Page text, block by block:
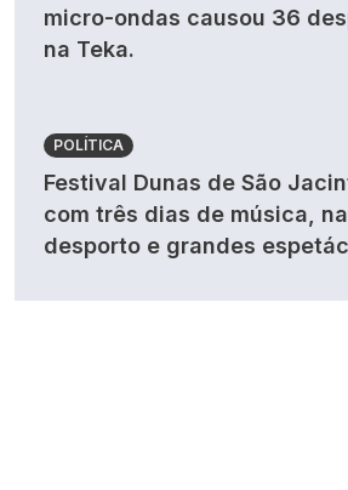
micro-ondas causou 36
na Teka.
POLÍTICA
Festival Dunas de São
com três dias de música,
desporto e grandes